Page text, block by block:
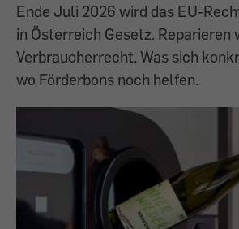
Ende Juli 2026 wird das EU-
in Österreich Gesetz. Reparieren
Verbraucherrecht. Was sich
wo Förderbons noch helfen.